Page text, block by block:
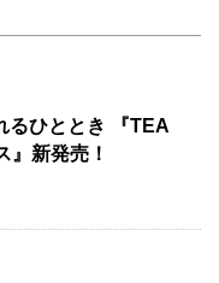
るひととき 『TEA
』新発売！